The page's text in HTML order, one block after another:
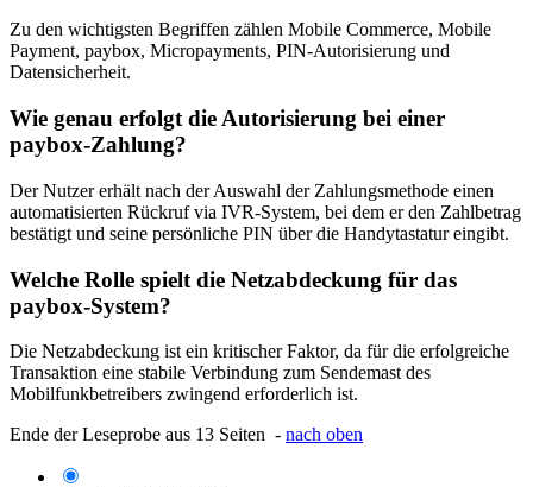
Zu den wichtigsten Begriffen zählen Mobile Commerce, Mobile
Payment, paybox, Micropayments, PIN-Autorisierung und
Datensicherheit.
Wie genau erfolgt die Autorisierung bei einer
paybox-Zahlung?
Der Nutzer erhält nach der Auswahl der Zahlungsmethode einen
automatisierten Rückruf via IVR-System, bei dem er den Zahlbetrag
bestätigt und seine persönliche PIN über die Handytastatur eingibt.
Welche Rolle spielt die Netzabdeckung für das
paybox-System?
Die Netzabdeckung ist ein kritischer Faktor, da für die erfolgreiche
Transaktion eine stabile Verbindung zum Sendemast des
Mobilfunkbetreibers zwingend erforderlich ist.
Ende der Leseprobe aus 13 Seiten - nach oben